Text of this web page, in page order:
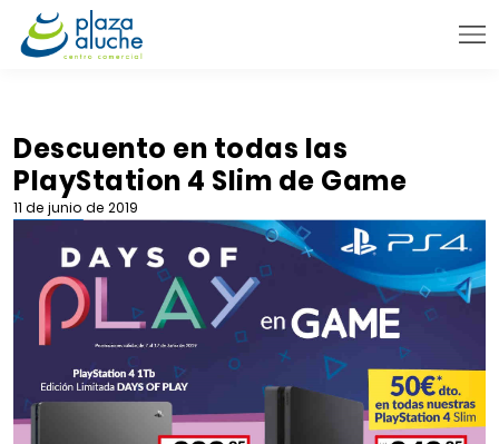
TIENDAS
VENTA TELEFÓNICA
NOVEDADES
BLOG
CONTACTO
Descuento en todas las
PlayStation 4 Slim de Game
11 de junio de 2019